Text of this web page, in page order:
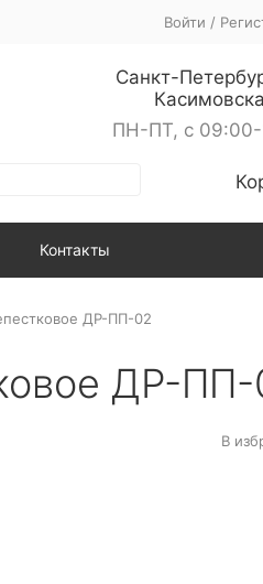
Войти /
Санкт-
ПН-ПТ, с 09:00-
Контакты
ДР-ПП-02
ДР-
В